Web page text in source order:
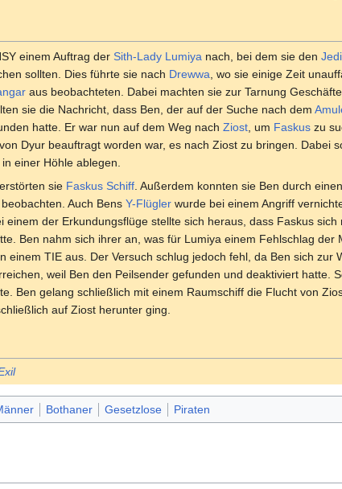
einem Auftrag der Sith-Lady Lumiya nach, bei dem sie den Jedi
sollten. Dies führte sie nach Drewwa , wo sie einige Zeit
aus beobachteten. Dabei machten sie zur Tarnung
sie die Nachricht, dass Ben, der auf der Suche nach dem
hatte. Er war nun auf dem Weg nach Ziost , um Faskus zu
Dyur beauftragt worden war, es nach Ziost zu bringen. Dabei
einer Höhle ablegen.
sie Faskus Schiff . Außerdem konnten sie Ben durch
Auch Bens Y-Flügler wurde bei einem Angriff
einem der Erkundungsflüge stellte sich heraus, dass Faskus
Ben nahm sich ihrer an, was für Lumiya einem Fehlschlag der
einem TIE aus. Der Versuch schlug jedoch fehl, da Ben sich
weil Ben den Peilsender gefunden und deaktiviert hatte.
Ben gelang schließlich mit einem Raumschiff die Flucht von
auf Ziost herunter ging.
Bothaner Gesetzlose Piraten